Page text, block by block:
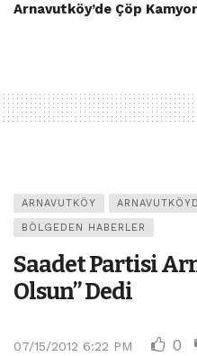
Arnavutköy’de Çöp
ARNAVUTKÖY
BÖLGEDEN HABERLER
Saadet Partisi
Olsun” Dedi
07/15/2012 6:22 PM 0